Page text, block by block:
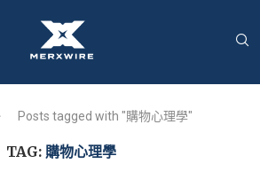
Posts tagged with "購物心理學"
TAG: 購物心理學